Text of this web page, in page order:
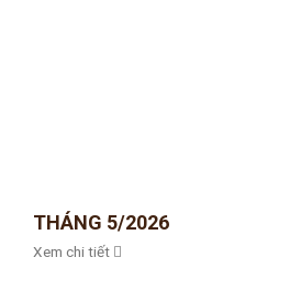
THÁNG 5/2026
Xem chi tiết